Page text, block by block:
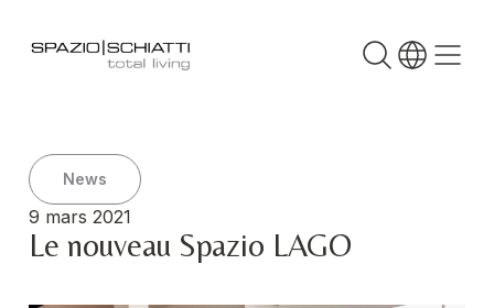
News
9 mars 2021
Le nouveau Spazio LAGO